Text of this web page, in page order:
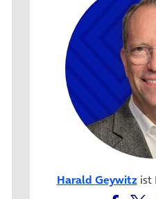
Harald Geywitzist